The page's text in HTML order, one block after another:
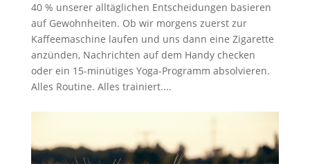
40 % unserer alltäglichen Entscheidungen basieren
auf Gewohnheiten. Ob wir morgens zuerst zur
Kaffeemaschine laufen und uns dann eine Zigarette
anzünden, Nachrichten auf dem Handy checken
oder ein 15-minütiges Yoga-Programm absolvieren.
Alles Routine. Alles trainiert....